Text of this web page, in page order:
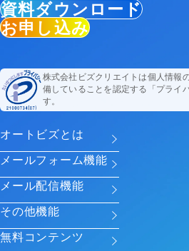
資料ダウンロード
お申し込み
株式会社ビズクリエイトは個人情報
備していることを認定する「プライ
す。
オートビズとは
メールフォーム機能
メール配信機能
その他機能
無料コンテンツ